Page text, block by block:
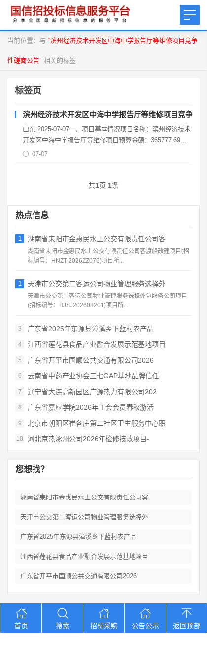
当前位置：与 “滨州经济技术开发区中海中学报告厅等维修项目竞争
性磋商公告” 相关的标签
标签页
滨州经济技术开发区中海中学报告厅等维修项目竞争性
山东 2025-07-07一、项目基本情况项目名称：滨州经济技术
开发区中海中学报告厅等维修项目预算金额：365777.69元
最高限价（如有）：365777.69
07-07
共1页 1条
热点信息
1 湖南省耒阳市金惠民水上公交有限责任公司客
湖南省耒阳市金惠民水上公交有限责任公司客渡船改建项目(招
标编号：HNZT-2026ZZ076)项目所...
1 天津市公交第二客运公司物业管理服务选择外
天津市公交第二客运公司物业管理服务选择外包服务公司项目
(招标编号：BJSJ202608201)项目所...
3 广东省2025年东源县漳溪乡下蓝村农产品
4 江西省莲花县食品产业融合发展示范基地项目
5 广东省开平市国顺公共交通有限公司2026
6 云南省中药产业协会三七GAP基地品牌信任
7 辽宁省大连高新园区广源热力有限公司202
8 广东省嘉应学院2026年工会会员春秋游活
9 北京市朝阳区崔各庄第二社区卫生服务中心职
10 河北京热涿州公司2026年检修技改项目-
您想找？
湖南省耒阳市金惠民水上公交有限责任公司客
天津市公交第二客运公司物业管理服务选择外
广东省2025年东源县漳溪乡下蓝村农产品
江西省莲花县食品产业融合发展示范基地项目
广东省开平市国顺公共交通有限公司2026
Copyright © 2012-2026 中招招标网 版权所有 网站备案号：京
ICP备2023026371号-2
首页 搜索 招标采购 公告公示 返回顶部